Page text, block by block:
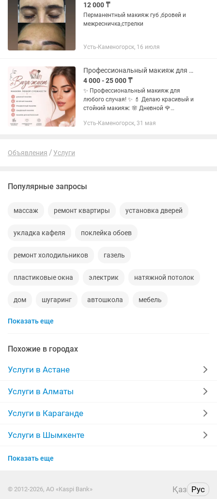
12 000 ₸
Перманентный макияж губ ,бровей и
межресничка,стрелки
Усть-Каменогорск, 16 июля
Профессиональный макияж для любого случая!
4 000 - 25 000 ₸
✨ Профессиональный макияж для
любого случая! ✨ 💄 Делаю красивый и
стойкий макияж: 🌸 Дневной 🌹
фотосессий и мероприятий ✔
Усть-Каменогорск, 31 мая
Объявления Услуги
Популярные запросы
массаж ремонт квартиры установка дверей
укладка кафеля поклейка обоев
ремонт холодильников газель
пластиковые окна электрик натяжной потолок
дом шугаринг автошкола мебель
сантехник
москитные сетки
ремонт стиральных машин
грузоперевозки газель
манипулятор реставрация мебели
двери ремонт
Показать еще
Похожие в городах
Услуги в Астане
Услуги в Алматы
Услуги в Караганде
Услуги в Шымкенте
Услуги в Актобе
Показать еще
© 2012-2026, АО «Kaspi Bank» Қаз Рус